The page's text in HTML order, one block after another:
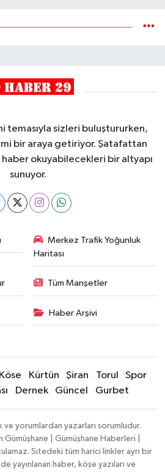
temasıyla sizleri buluştururken,
bir araya getiriyor. Şatafattan
haber okuyabilecekleri bir altyapı
sunuyor.
Merkez Trafik Yoğunluk
Haritası
Tüm Manşetler
Haber Arşivi
Köse Kürtün Şiran Torul
Spor
Dernek Güncel Gurbet
ve yorumlardan yazarları sorumludur.
Gümüşhane | Gümüşhane Haberleri |
Sitedeki tüm harici linkler ayrı bir
yayınlanan haber, köşe yazıları ve